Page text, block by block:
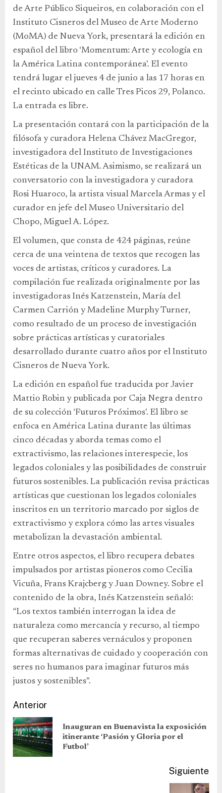
de Arte Público Siqueiros, en colaboración con el
Instituto Cisneros del Museo de Arte Moderno
(MoMA) de Nueva York, presentará la edición en
español del libro ‘Momentum: Arte y ecología en
la América Latina contemporánea’. El evento
tendrá lugar el jueves 4 de junio a las 17 horas en
el recinto ubicado en calle Tres Picos 29, Polanco.
La entrada es libre.
La presentación contará con la participación de la
filósofa y curadora Helena Chávez MacGregor,
investigadora del Instituto de Investigaciones
Estéticas de la UNAM. Asimismo, se realizará un
conversatorio con la investigadora y curadora
Rosi Huaroco, la artista visual Marcela Armas y el
curador en jefe del Museo Universitario del
Chopo, Miguel A. López.
El volumen, que consta de 424 páginas, reúne
cerca de una veintena de textos que recogen las
voces de artistas, críticos y curadores. La
compilación fue realizada originalmente por las
investigadoras Inés Katzenstein, María del
Carmen Carrión y Madeline Murphy Turner,
como resultado de un proceso de investigación
sobre prácticas artísticas y curatoriales
desarrollado durante cuatro años por el Instituto
Cisneros de Nueva York.
La edición en español fue traducida por Javier
Mattio Robin y publicada por Caja Negra dentro
de su colección ‘Futuros Próximos’. El libro se
enfoca en América Latina durante las últimas
cinco décadas y aborda temas como el
extractivismo, las relaciones interespecie, los
legados coloniales y las posibilidades de construir
futuros sostenibles. La publicación revisa prácticas
artísticas que cuestionan los legados coloniales
inscritos en un territorio marcado por siglos de
extractivismo y explora cómo las artes visuales
metabolizan la devastación ambiental.
Entre otros aspectos, el libro recupera debates
impulsados por artistas pioneros como Cecilia
Vicuña, Frans Krajcberg y Juan Downey. Sobre el
contenido de la obra, Inés Katzenstein señaló:
“Los textos también interrogan la idea de
naturaleza como mercancía y recurso, al tiempo
que recuperan saberes vernáculos y proponen
formas alternativas de cuidado y cooperación con
seres no humanos para imaginar futuros más
justos y sostenibles”.
Anterior
Inauguran en Buenavista la exposición
itinerante ‘Pasión y Gloria por el
Futbol’
Siguiente